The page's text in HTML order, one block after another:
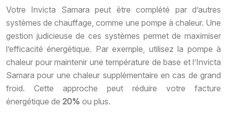
Votre Invicta Samara peut être complété par d’autres
systèmes de chauffage, comme une pompe à chaleur. Une
gestion judicieuse de ces systèmes permet de maximiser
l’efficacité énergétique. Par exemple, utilisez la pompe à
chaleur pour maintenir une température de base et l’Invicta
Samara pour une chaleur supplémentaire en cas de grand
froid. Cette approche peut réduire votre facture
énergétique de 20% ou plus.